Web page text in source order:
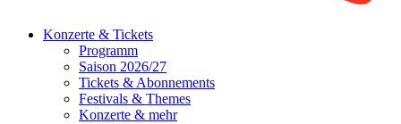
Konzerte & Tickets
Programm
Saison 2026/27
Tickets & Abonnements
Festivals & Themes
Konzerte & mehr